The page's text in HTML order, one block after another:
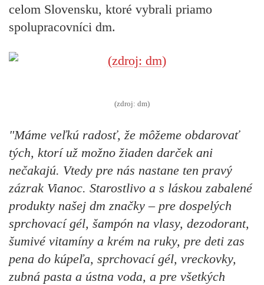
celom Slovensku, ktoré vybrali priamo
spolupracovníci dm.
(zdroj: dm)
"Máme veľkú radosť, že môžeme obdarovať
tých, ktorí už možno žiaden darček ani
nečakajú. Vtedy pre nás nastane ten pravý
zázrak Vianoc. Starostlivo a s láskou zabalené
produkty našej dm značky – pre dospelých
sprchovací gél, šampón na vlasy, dezodorant,
šumivé vitamíny a krém na ruky, pre deti zas
pena do kúpeľa, sprchovací gél, vreckovky,
zubná pasta a ústna voda, a pre všetkých